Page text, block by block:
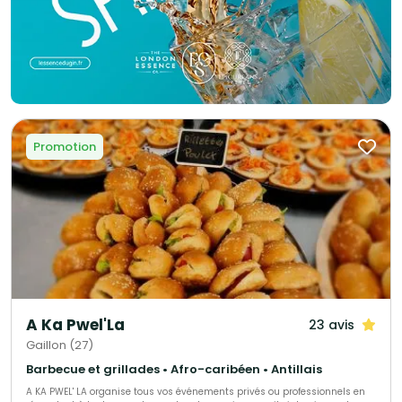
Promotion
A Ka Pwel'La 23 avis
Gaillon (27)
Barbecue et grillades • Afro-caribéen • Antillais
A KA PWEL' LA organise tous vos événements privés ou professionnels en